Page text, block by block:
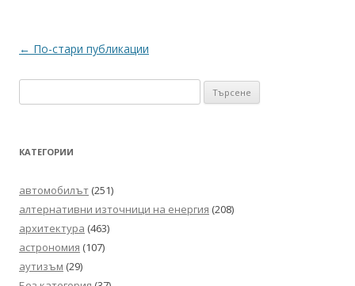
Навигация
← По-стари публикации
за:
КАТЕГОРИИ
автомобилът (251)
алтернативни източници на енергия (208)
архитектура (463)
астрономия (107)
аутизъм (29)